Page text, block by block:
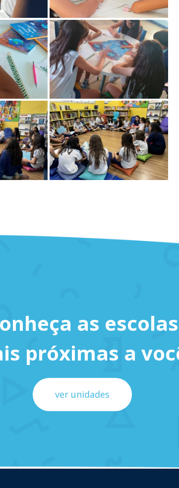
as escolas
próximas a
ver unidades